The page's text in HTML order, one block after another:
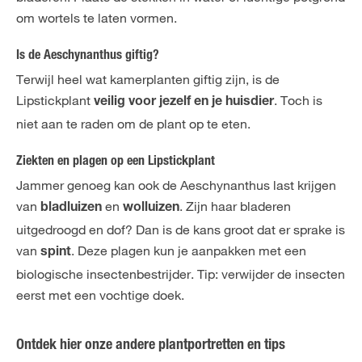
om wortels te laten vormen.
Is de Aeschynanthus giftig?
Terwijl heel wat kamerplanten giftig zijn, is de
Lipstickplant veilig voor jezelf en je huisdier. Toch is
niet aan te raden om de plant op te eten.
Ziekten en plagen op een Lipstickplant
Jammer genoeg kan ook de Aeschynanthus last krijgen
van bladluizen en wolluizen. Zijn haar bladeren
uitgedroogd en dof? Dan is de kans groot dat er sprake is
van spint. Deze plagen kun je aanpakken met een
biologische insectenbestrijder. Tip: verwijder de insecten
eerst met een vochtige doek.
Ontdek hier onze andere plantportretten en tips